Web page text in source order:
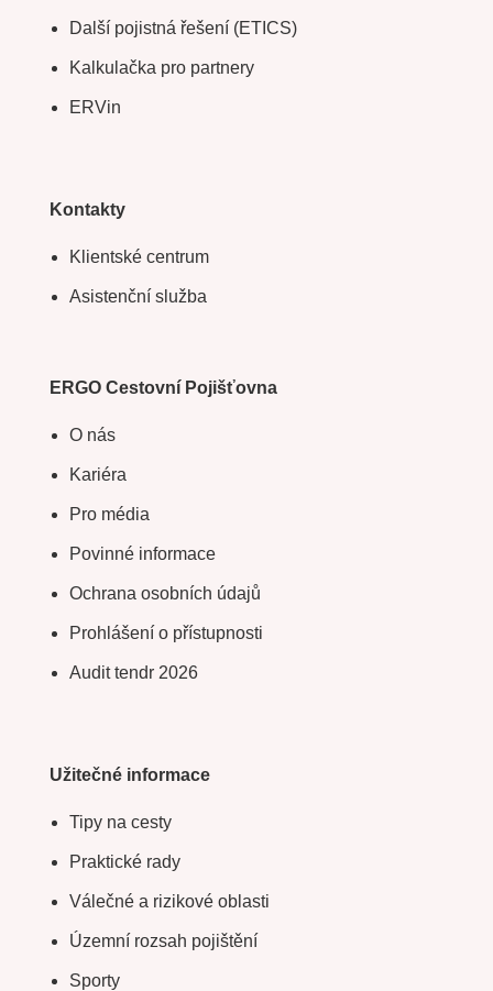
Další pojistná řešení (ETICS)
Kalkulačka pro partnery
ERVin
Kontakty
Klientské centrum
Asistenční služba
ERGO Cestovní Pojišťovna
O nás
Kariéra
Pro média
Povinné informace
Ochrana osobních údajů
Prohlášení o přístupnosti
Audit tendr 2026
Užitečné informace
Tipy na cesty
Praktické rady
Válečné a rizikové oblasti
Územní rozsah pojištění
Sporty